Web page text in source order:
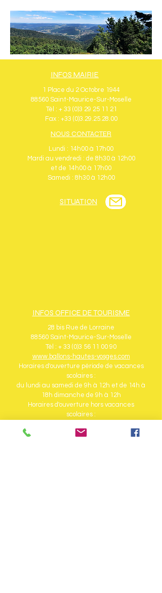
INFOS MAIRIE
1 Place du 2 Octobre 1944
88560 Saint-Maurice-Sur-Moselle
Tél : + 33 (0)3 29 25 11 21
Fax : +33 (0)3.29.25.28.00
NOUS CONTACTER
Lundi : 14h00 à 17h00
Mardi au vendredi : de 8h30 à 12h00
et de 14h00 à 17h00
Samedi : 8h30 à 12h00
SITUATION
INFOS OFFICE DE TOURISME
28 bis Rue de Lorraine
88560 Saint-Maurice-Sur-Moselle
Tél : + 33 (0)3 56 11 00 90
www.ballons-hautes-vosges.com
Horaires d'ouverture période de vacances
scolaires :
du lundi au samedi de 9h à 12h et de 14h à
18h dimanche de 9h à 12h
Horaires d'ouverture hors vacances
scolaires :
17h